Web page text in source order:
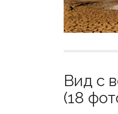
Вид с
(18